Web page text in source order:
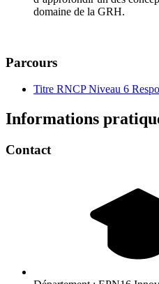
domaine de la GRH.
Parcours
Titre RNCP Niveau 6
Informations
Contact